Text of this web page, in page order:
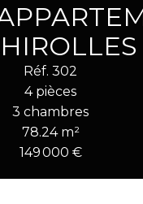
Réf. 302
4 pièces
3 chambres
78.24 m²
149 000 €